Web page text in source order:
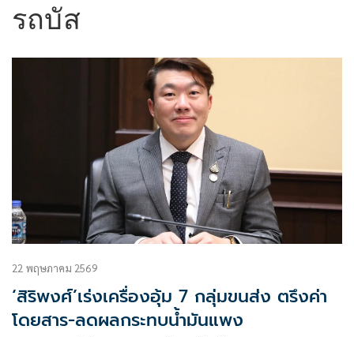
รถบัส
22 พฤษภาคม 2569
‘สิริพงศ์’เร่งเครื่องอุ้ม 7 กลุ่มขนส่ง ตรึงค่า
โดยสาร-ลดผลกระทบน้ำมันแพง